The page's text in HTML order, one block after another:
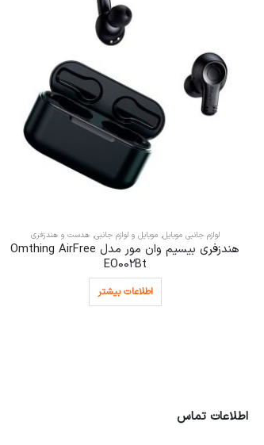
لوازم جانبی موبایل,موبایل و لوازم جانبی,هدست و هندزفری
هندزفری بیسیم وان مور مدل Omthing AirFree
EO002Bt
اطلاعات بیشتر
اطلاعات تماس